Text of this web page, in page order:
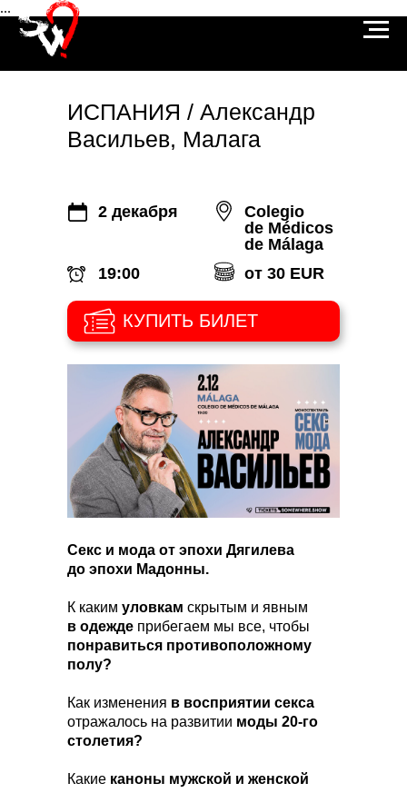
...
ИСПАНИЯ / Александр
Васильев, Малага
19:00 от 30 EUR
2 декабря
Colegio
de Médicos
de Málaga
Секс и мода от эпохи Дягилева
до эпохи Мадонны.
К каким уловкам скрытым и явным
в одежде прибегаем мы все, чтобы
понравиться противоположному
полу?
Как изменения в восприятии секса
отражалось на развитии моды 20-го
столетия?
Какие каноны мужской и женской
КУПИТЬ БИЛЕТ